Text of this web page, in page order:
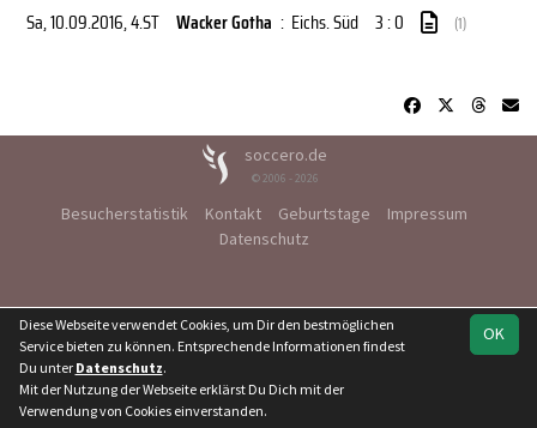
Sa, 10.09.2016, 4.ST Wacker Gotha : Eichs. Süd 3 : 0 (1)
soccero.de
© 2006 - 2026
Besucherstatistik Kontakt Geburtstage
Impressum
Datenschutz
OK
Diese Webseite verwendet Cookies, um Dir den bestmöglichen
Service bieten zu können. Entsprechende Informationen findest
Du unter Datenschutz.
Mit der Nutzung der Webseite erklärst Du Dich mit der
Verwendung von Cookies einverstanden.